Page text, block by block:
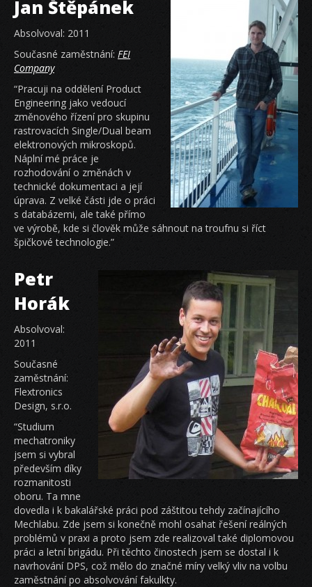
Jan Štěpánek
Absolvoval: 2011
Současné zaměstnání: FEI
Company
“Pracuji na oddělení Product
Engineering jako vedoucí
změnového řízení pro skupinu
rastrovacích Single/Dual beam
elektronových mikroskopů.
Náplní mé práce je
rozhodování o změnách v
technické dokumentaci a její
úprava. Z velké části jde o práci
s databázemi, ale také přímo
ve výrobě, kde si člověk může sáhnout na troufnu si říct
špičkové technologie.”
Petr
Horák
Absolvoval:
2011
Současné
zaměstnání:
Flextronics
Design, s.r.o.
“Studium
mechatroniky
jsem si vybral
především díky
rozmanitosti
oboru. Ta mne
dovedla i k bakalářské práci pod záštitou tehdy začínajícího
Mechlabu. Zde jsem si konečně mohl osahat řešení reálných
problémů v praxi a proto jsem zde realizoval také diplomovou
práci a letní brigádu. Při těchto činostech jsem se dostal i k
navrhování DPS, což mělo do značné míry velký vliv na volbu
zaměstnání po absolvování fakulkty.